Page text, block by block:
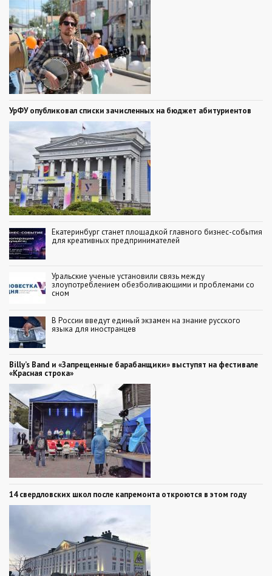
УрФУ опубликовал списки зачисленных на бюджет абитуриентов
Екатеринбург станет площадкой главного бизнес-события
для креативных предпринимателей
Уральские ученые установили связь между
злоупотреблением обезболивающими и проблемами со
сном
В России введут единый экзамен на знание русского
языка для иностранцев
Billy’s Band и «Запрещенные барабанщики» выступят на фестивале
«Красная строка»
14 свердловских школ после капремонта откроются в этом году